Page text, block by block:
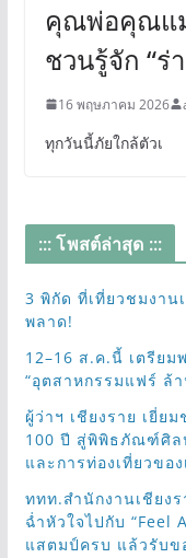
คุณพ่อคุณแ
ชวนรู้จัก “ร่
16 พฤษภาคม 2026
ทุกวันนี้ภัยใกล้ตัวเ
::: โพสต์ล่าสุด :::
3 พิกัด ที่เที่ยวชมงาน
พลาด!
12–16 ส.ค.นี้ เตรีย
“อุตสาหกรรมแฟร์ ล้
ผู้ว่าฯ เชียงราย เยี่ย
100 ปี สู่พิพิธภัณฑ์ศิล
และการท่องเที่ยวของ
ททท.สำนักงานเชียง
ฉ่ำหัวใจไปกับ “Feel
แสตมป์ครบ แล้วรับข